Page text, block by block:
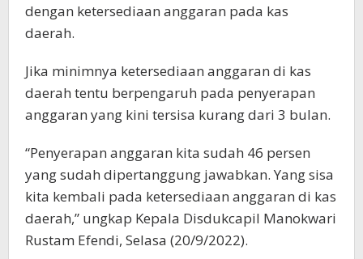
dengan ketersediaan anggaran pada kas
daerah.
Jika minimnya ketersediaan anggaran di kas
daerah tentu berpengaruh pada penyerapan
anggaran yang kini tersisa kurang dari 3 bulan.
“Penyerapan anggaran kita sudah 46 persen
yang sudah dipertanggung jawabkan. Yang sisa
kita kembali pada ketersediaan anggaran di kas
daerah,” ungkap Kepala Disdukcapil Manokwari
Rustam Efendi, Selasa (20/9/2022).